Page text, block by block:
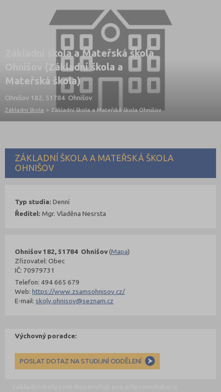
Základní škola a Mateřská škola
Ohnišov (Základní škola a
Mateřská škola)
Ohnišov 182, 51784 Ohnišov
Základní škola > Základní škola a Mateřská škola Ohnišov
ZÁKLADNÍ ŠKOLA A MATEŘSKÁ ŠKOLA
OHNIŠOV
Ohnišov 182, 51784 Ohnišov(Mapa)
Zřizovatel: Obec
IČ: 70979731
Telefon: 494 665 679
Web:https://www.zsamsohnisov.cz/
E-mail: skoly.ohnisov@seznam.cz
Typ studia: Denní
Ředitel: Mgr. Vladěna Nesrsta
Výchovný poradce:
POSLAT DOTAZ NA STUDIJNÍ ODDĚLENÍ